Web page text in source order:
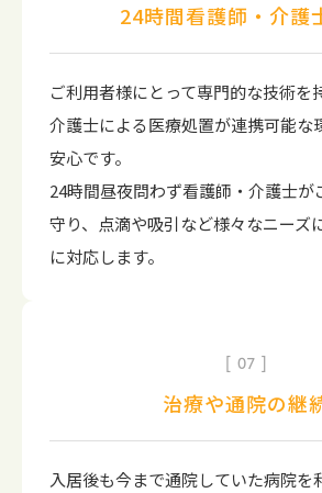
24時間看護師・介護
ご利用者様にとって専門的な技術を
介護士による医療処置が連携可能な
安心です。
24時間昼夜問わず看護師・介護士が
守り、点滴や吸引など様々なニーズ
に対応します。
07
治療や通院の継
入居後も今まで通院していた病院を